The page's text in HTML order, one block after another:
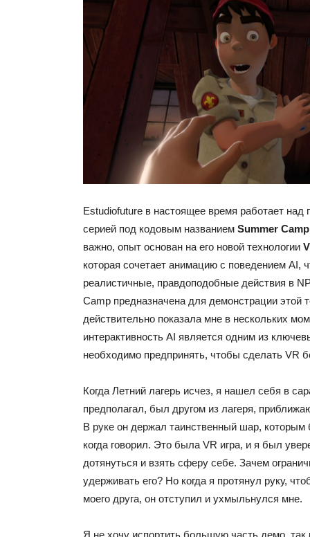
Estudiofuture в настоящее время работает над
серией под кодовым названием Summer Camp
важно, опыт основан на его новой технологии
которая сочетает анимацию с поведением AI,
реалистичные, правдоподобные действия в
Camp предназначена для демонстрации этой
действительно показала мне в нескольких
интерактивность AI является одним из
необходимо предпринять, чтобы сделать VR
Когда Летний лагерь исчез, я нашел себя в
предполагал, был другом из лагеря,
В руке он держал таинственный шар, которым
когда говорил. Это была VR игра, и я был
дотянуться и взять сферу себе. Зачем
удерживать его? Но когда я протянул руку,
моего друга, он отступил и ухмыльнулся мне.
Я не хочу испортить большую часть демо, так